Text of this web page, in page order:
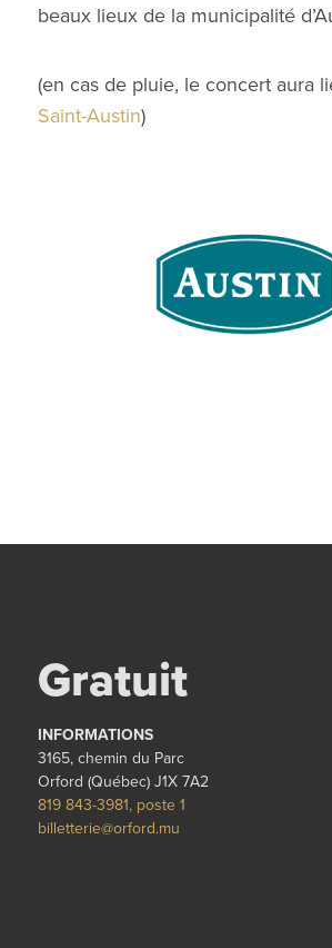
beaux lieux de la municipalité
(en cas de pluie, le concert aura
Saint-Austin)
Gratuit
INFORMATIONS
3165, chemin du Parc
Orford (Québec) J1X 7A2
819 843-3981, poste 1
billetterie@orford.mu